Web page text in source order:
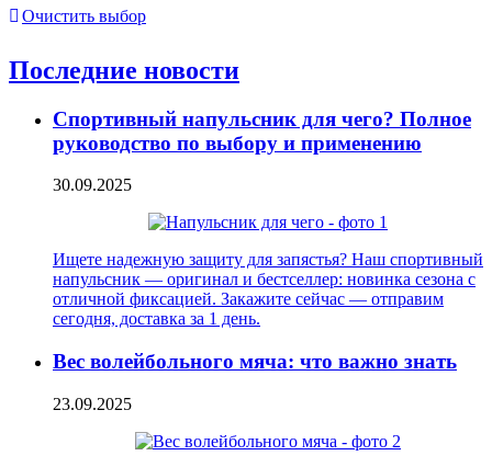
Очистить выбор
Последние новости
Спортивный напульсник для чего? Полное
руководство по выбору и применению
30.09.2025
Ищете надежную защиту для запястья? Наш спортивный
напульсник — оригинал и бестселлер: новинка сезона с
отличной фиксацией. Закажите сейчас — отправим
сегодня, доставка за 1 день.
Вес волейбольного мяча: что важно знать
23.09.2025